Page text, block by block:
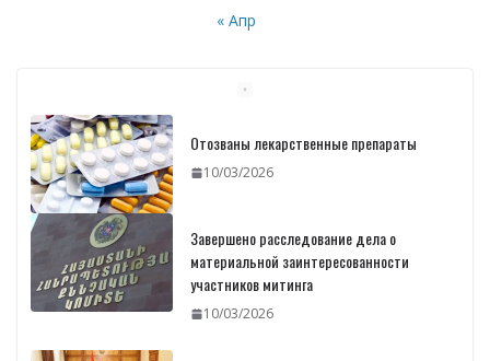
« Апр
Отозваны лекарственные препараты
10/03/2026
Завершено расследование дела о
материальной заинтересованности
участников митинга
10/03/2026